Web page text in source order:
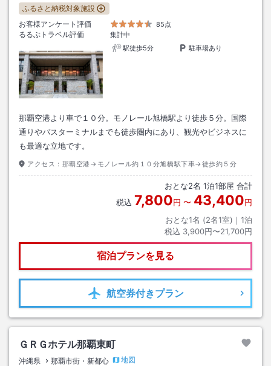
ふるさと納税対象施設
お客様アンケート評価
85点
るるぶトラベル評価
集計中
駅徒歩5分
駐車場あり
那覇空港より車で１０分。モノレール旭橋駅より徒歩５分。国際
通りやバスターミナルまでも徒歩圏内にあり、観光やビジネスに
も最適な立地です。
アクセス： 那覇空港→モノレール約１０分旭橋駅下車→徒歩約５分
おとな2名 1泊1部屋 合計
税込 7,800円 〜 43,400円
おとな1名 (2名1室)｜ 1泊
税込 3,900円〜21,700円
宿泊プランを見る
航空券付きプラン
ＧＲＧホテル那覇東町
沖縄県 那覇市街・新都心
地図